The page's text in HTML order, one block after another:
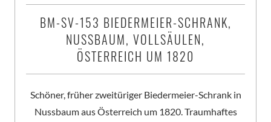
BM-SV-153 BIEDERMEIER-SCHRANK,
NUSSBAUM, VOLLSÄULEN,
ÖSTERREICH UM 1820
Schöner, früher zweitüriger Biedermeier-Schrank in
Nussbaum aus Österreich um 1820. Traumhaftes